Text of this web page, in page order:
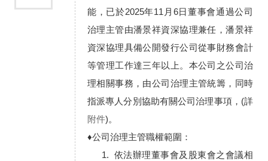
能，已於2025年11月6日董事會通過公司
治理主管由潘景祥資深協理兼任，潘景祥
資深協理具備公開發行公司從事財務會計
等管理工作達三年以上。本公司之公司治
理相關事務，由公司治理主管統籌，同時
指派專人分別協助有關公司治理事項，(詳
附件)。
♦公司治理主管職權範圍：
依法辦理董事會及股東會之會議相